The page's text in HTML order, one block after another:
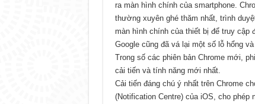
ra màn hình chính của smartphone.
thường xuyên ghé thăm nhất, trình
màn hình chính của thiết bị để truy cập
Google cũng đã vá lại một số lỗ hổng
Trong số các phiên bản Chrome mới,
cải tiến và tính năng mới nhất.
Cải tiến đáng chú ý nhất trên Chrome
(Notification Centre) của iOS, cho